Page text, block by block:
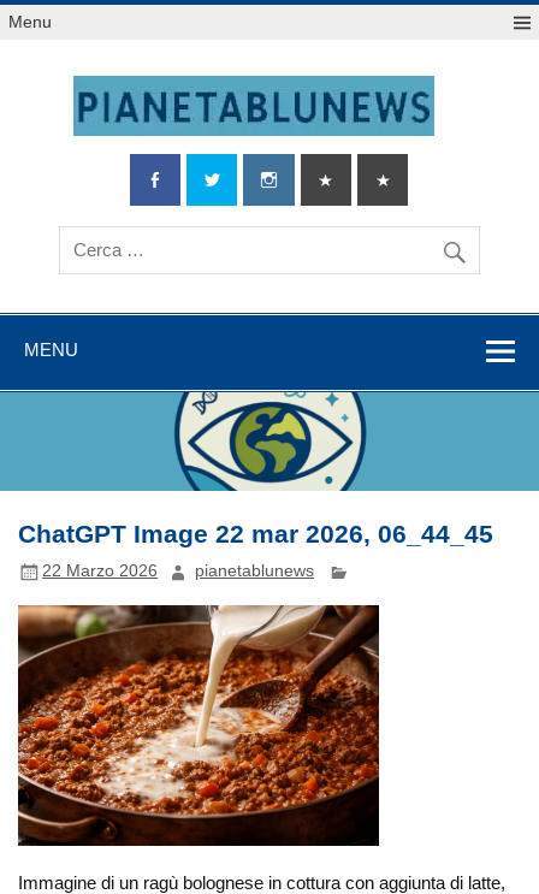
Salta
alMenu
MENU
ChatGPT Image 22 mar 2026, 06_44_45
22 Marzo 2026 pianetablunews
Immagine di un ragù bolognese in cottura con aggiunta di latte,